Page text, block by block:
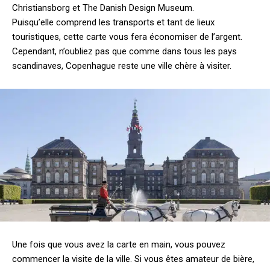
Christiansborg et The Danish Design Museum.
Puisqu’elle comprend les transports et tant de lieux
touristiques, cette carte vous fera économiser de l’argent.
Cependant, n’oubliez pas que comme dans tous les pays
scandinaves, Copenhague reste une ville chère à visiter.
Une fois que vous avez la carte en main, vous pouvez
commencer la visite de la ville. Si vous êtes amateur de bière,